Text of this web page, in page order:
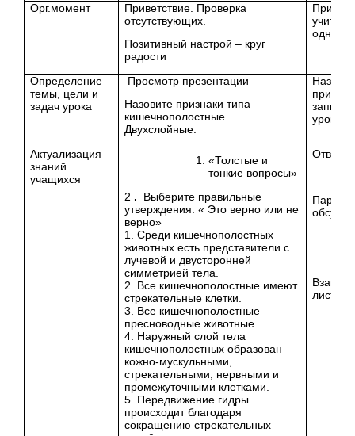
Орг.момент
Приветствие. Проверка
отсутствующих.
Позитивный настрой – круг
радости
Определение
темы, цели и
задач урока
Просмотр презентации
Назовите признаки типа
кишечнополостные.
Двухслойные.
урока
Актуализация
знаний
учащихся
«Толстые и
тонкие вопросы»
2 .
Выберите правильные
утверждения. « Это верно или не
верно»
1. Среди кишечнополостных
животных есть представители с
лучевой и двусторонней
симметрией тела.
2. Все кишечнополостные имеют
стрекательные клетки.
3. Все кишечнополостные –
пресноводные животные.
4. Наружный слой тела
кишечнополостных образован
кожно-мускульными,
стрекательными, нервными и
промежуточными клетками.
5. Передвижение гидры
происходит благодаря
сокращению стрекательных
Ответы
Парное
листах